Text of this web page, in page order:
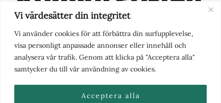
Vi värdesätter din integritet
Vi använder cookies för att förbättra din surfupplevelse,
visa personligt anpassade annonser eller innehåll och
analysera vår trafik. Genom att klicka på "Acceptera alla"
samtycker du till vår användning av cookies.
Acceptera alla
KalmarPosten är en modern lokalnyhetstidning på nätet. Med
fokus på Kalmarregionen, men också med blick för det större
perspektivet, vill vi vara din självklara kanal för nyheter,
berättelser och engagemang. KalmarPosten grundades 1988 och
fick nya ägare 2025.